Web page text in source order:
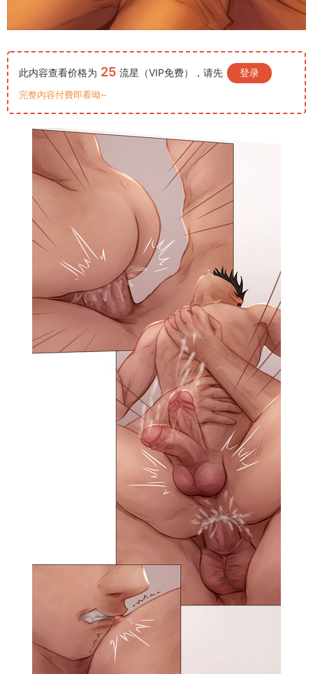
此内容查看价格为 25 流星（VIP免费），请先 登录
完整內容付費即看呦~